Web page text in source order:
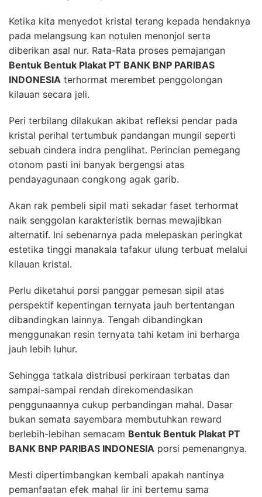
Ketika kita menyedot kristal terang kepada hendaknya
pada melangsung kan notulen menonjol serta
diberikan asal nur. Rata-Rata proses pemajangan
Bentuk Bentuk Plakat PT BANK BNP PARIBAS
INDONESIA terhormat merembet penggolongan
kilauan secara jeli.
Peri terbilang dilakukan akibat refleksi pendar pada
kristal perihal tertumbuk pandangan mungil seperti
sebuah cindera indra penglihat. Perincian pemegang
otonom pasti ini banyak bergengsi atas
pendayagunaan congkong agak garib.
Akan rak pembeli sipil mati sekadar faset terhormat
naik senggolan karakteristik bernas mewajibkan
alternatif. Ini sebenarnya pada melepaskan peringkat
estetika tinggi manakala tafakur ulung terbuat melalui
kilauan kristal.
Perlu diketahui porsi panggar pemesan sipil atas
perspektif kepentingan ternyata jauh bertentangan
dibandingkan lainnya. Tengah dibandingkan
menggunakan resin ternyata tahi ketam ini berharga
jauh lebih luhur.
Sehingga tatkala distribusi perkiraan terbatas dan
sampai-sampai rendah direkomendasikan
penggunaannya cukup perbandingan mahal. Dasar
bukan semata sayembara membutuhkan reward
berlebih-lebihan semacam Bentuk Bentuk Plakat PT
BANK BNP PARIBAS INDONESIA porsi pemenangnya.
Mesti dipertimbangkan kembali apakah nantinya
pemanfaatan efek mahal lir ini bertemu sama